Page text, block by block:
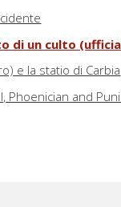
un culto
e la statio di Carbia
and